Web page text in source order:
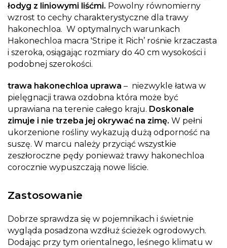
łodyg z liniowymi liśćmi. Powolny równomierny
wzrost to cechy charakterystyczne dla trawy
hakonechloa. W optymalnych warunkach
Hakonechloa macra 'Stripe it Rich’ rośnie krzaczasta
i szeroka, osiągając rozmiary do 40 cm wysokości i
podobnej szerokości.
trawa hakonechloa uprawa – niezwykle łatwa w
pielęgnacji trawa ozdobna która może być
uprawiana na terenie całego kraju. Doskonale
zimuje i nie trzeba jej okrywać na zimę. W pełni
ukorzenione rośliny wykazują dużą odporność na
suszę. W marcu należy przyciąć wszystkie
zeszłoroczne pędy ponieważ trawy hakonechloa
corocznie wypuszczają nowe liście.
Zastosowanie
Dobrze sprawdza się w pojemnikach i świetnie
wygląda posadzona wzdłuż ścieżek ogrodowych.
Dodając przy tym orientalnego, leśnego klimatu w